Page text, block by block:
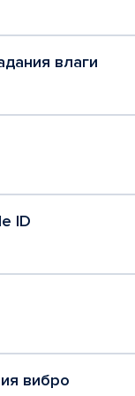
влаги
ID
вибро